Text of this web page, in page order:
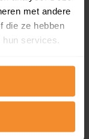
met andere
die ze hebben
services.
en